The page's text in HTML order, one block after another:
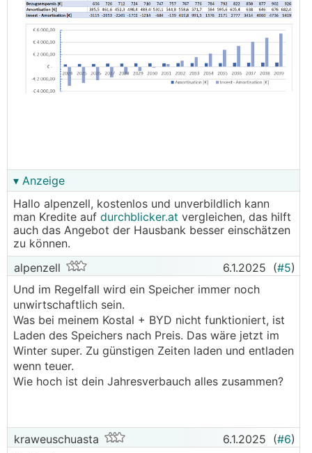
▾ Anzeige
Hallo alpenzell, kostenlos und unverbildlich kann
man Kredite auf durchblicker.at vergleichen, das hilft
auch das Angebot der Hausbank besser einschätzen
zu können.
alpenzell
6.1.2025 (#5)
Und im Regelfall wird ein Speicher immer noch
unwirtschaftlich sein.
Was bei meinem Kostal + BYD nicht funktioniert, ist
Laden des Speichers nach Preis. Das wäre jetzt im
Winter super. Zu günstigen Zeiten laden und entladen
wenn teuer.
Wie hoch ist dein Jahresverbauch alles zusammen?
kraweuschuasta 6.1.2025 (#6)